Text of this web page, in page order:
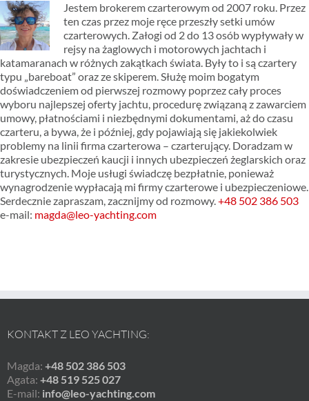
Jestem brokerem czarterowym od 2007 roku. Przez
ten czas przez moje ręce przeszły setki umów
czarterowych. Załogi od 2 do 13 osób wypływały w
rejsy na żaglowych i motorowych jachtach i
katamaranach w różnych zakątkach świata. Były to i są czartery
typu „bareboat” oraz ze skiperem. Służę moim bogatym
doświadczeniem od pierwszej rozmowy poprzez cały proces
wyboru najlepszej oferty jachtu, procedurę związaną z zawarciem
umowy, płatnościami i niezbędnymi dokumentami, aż do czasu
czarteru, a bywa, że i później, gdy pojawiają się jakiekolwiek
problemy na linii firma czarterowa – czarterujący. Doradzam w
zakresie ubezpieczeń kaucji i innych ubezpieczeń żeglarskich oraz
turystycznych. Moje usługi świadczę bezpłatnie, ponieważ
wynagrodzenie wypłacają mi firmy czarterowe i ubezpieczeniowe.
Serdecznie zapraszam, zacznijmy od rozmowy.+48 502 386 503
e-mail: magda@leo-yachting.com
KONTAKT Z LEO YACHTING:
Magda: +48 502 386 503
Agata: +48 519 525 027
E-mail: info@leo-yachting.com